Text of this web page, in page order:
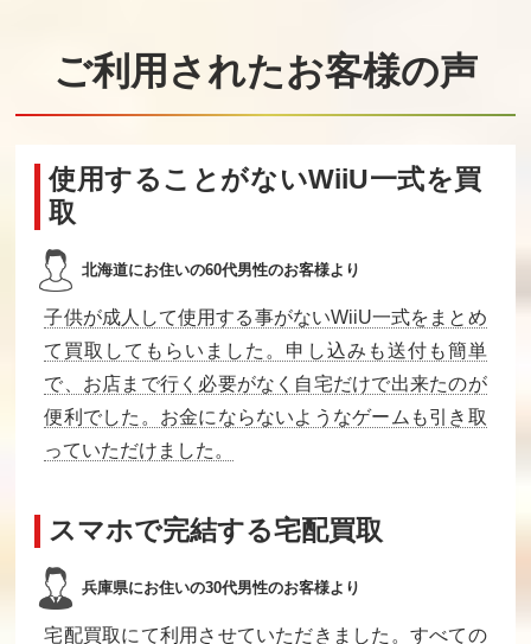
ご利用されたお客様の声
使用することがないWiiU一式を買
取
北海道にお住いの60代男性のお客様より
子供が成人して使用する事がないWiiU一式をまとめ
て買取してもらいました。申し込みも送付も簡単
で、お店まで行く必要がなく自宅だけで出来たのが
便利でした。お金にならないようなゲームも引き取
っていただけました。
スマホで完結する宅配買取
兵庫県にお住いの30代男性のお客様より
宅配買取にて利用させていただきました。すべての